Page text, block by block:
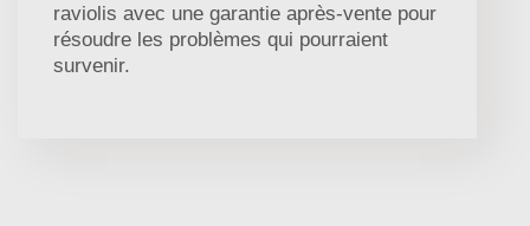
raviolis avec une garantie après-vente pour
résoudre les problèmes qui pourraient
survenir.